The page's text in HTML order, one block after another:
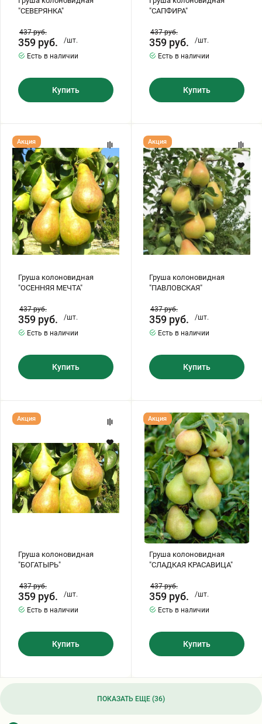
"СЕВЕРЯНКА"
437руб.
359 руб.
/шт.
Есть в наличии
Купить
"САПФИРА"
437руб.
359 руб.
/шт.
Есть в наличии
Купить
Груша
колоновидная
"ОСЕННЯЯ
МЕЧТА"
Груша колоновидная
"ОСЕННЯЯ МЕЧТА"
Акция
437руб.
359 руб.
/шт.
Есть в наличии
Купить
Груша
колоновидная
"ПАВЛОВСКАЯ"
Груша колоновидная
"ПАВЛОВСКАЯ"
Акция
437руб.
359 руб.
/шт.
Есть в наличии
Купить
Груша
колоновидная
Груша колоновидная
"БОГАТЫРЬ"
Акция
437руб.
359 руб.
/шт.
Есть в наличии
Купить
Груша
колоновидная
"СЛАДКАЯ
КРАСАВИЦА"
Груша колоновидная
"СЛАДКАЯ КРАСАВИЦА"
Акция
437руб.
359 руб.
/шт.
Есть в наличии
Купить
ПОКАЗАТЬ ЕЩЕ (36)